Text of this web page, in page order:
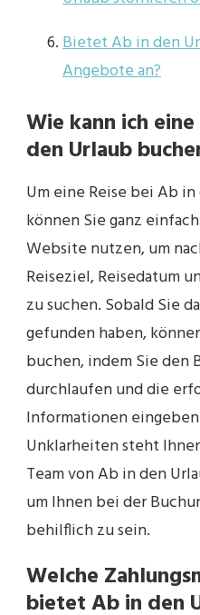
Bietet Ab in den
Angebote an?
Wie kann ich
den Urlaub
Um eine Reise bei Ab
können Sie ganz
Website nutzen, um
Reiseziel, Reisedatum
zu suchen. Sobald Sie
gefunden haben,
buchen, indem Sie den
durchlaufen und die
Informationen
Unklarheiten steht
Team von Ab in den
um Ihnen bei der
behilflich zu sein.
Welche
bietet Ab in den